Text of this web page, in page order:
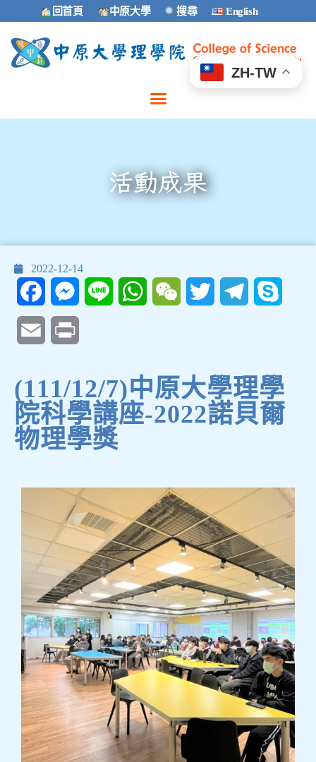
回首頁 中原大學 搜尋 English
活動成果
2022-12-14
FacebookMessengerLine WhatsAppWeChat Twitter Telegram
Email
(111/12/7)中原大學理學
院科學講座-2022諾貝爾
物理學獎
ZH-TW